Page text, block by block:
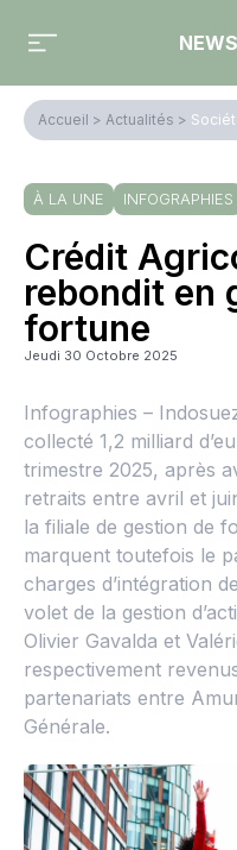
Accueil > Actualités >
À LA UNE INFOGRAPHIES
Crédit
rebondit en
fortune
Jeudi 30 Octobre 2025
Infographies –
collecté 1,2 milliard
trimestre 2025, après
retraits entre avril et
la filiale de gestion de
marquent toutefois le
charges d’intégration
volet de la gestion
Olivier Gavalda et
respectivement
partenariats entre
Générale.